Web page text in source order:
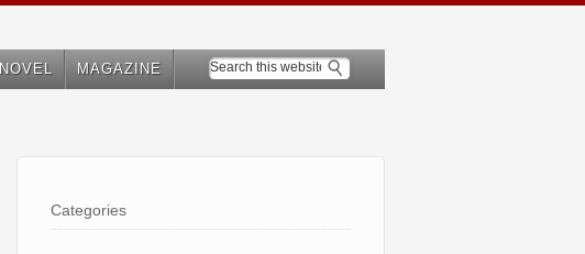
NOVEL MAGAZINE
Categories